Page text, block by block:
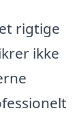
rigtige
ikke